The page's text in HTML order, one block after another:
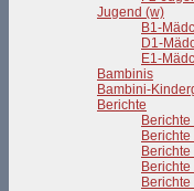
Jugend (w)
B1-
D1-
E1-
Bambinis
Bambini-
Berichte
Berichte
Berichte
Berichte